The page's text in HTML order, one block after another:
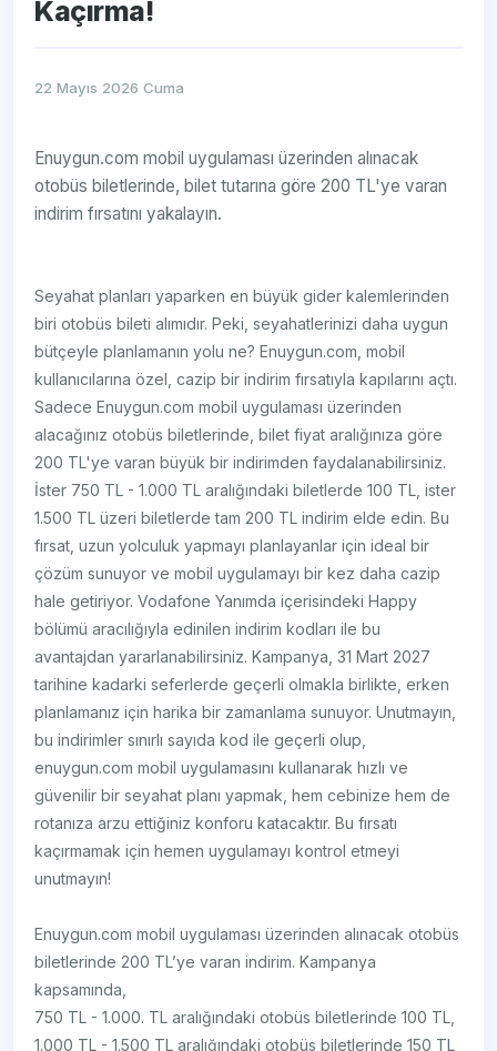
Kaçırma!
22 Mayıs 2026 Cuma
Enuygun.com mobil uygulaması üzerinden alınacak
otobüs biletlerinde, bilet tutarına göre 200 TL'ye varan
indirim fırsatını yakalayın.
Seyahat planları yaparken en büyük gider kalemlerinden
biri otobüs bileti alımıdır. Peki, seyahatlerinizi daha uygun
bütçeyle planlamanın yolu ne? Enuygun.com, mobil
kullanıcılarına özel, cazip bir indirim fırsatıyla kapılarını açtı.
Sadece Enuygun.com mobil uygulaması üzerinden
alacağınız otobüs biletlerinde, bilet fiyat aralığınıza göre
200 TL'ye varan büyük bir indirimden faydalanabilirsiniz.
İster 750 TL - 1.000 TL aralığındaki biletlerde 100 TL, ister
1.500 TL üzeri biletlerde tam 200 TL indirim elde edin. Bu
fırsat, uzun yolculuk yapmayı planlayanlar için ideal bir
çözüm sunuyor ve mobil uygulamayı bir kez daha cazip
hale getiriyor. Vodafone Yanımda içerisindeki Happy
bölümü aracılığıyla edinilen indirim kodları ile bu
avantajdan yararlanabilirsiniz. Kampanya, 31 Mart 2027
tarihine kadarki seferlerde geçerli olmakla birlikte, erken
planlamanız için harika bir zamanlama sunuyor. Unutmayın,
bu indirimler sınırlı sayıda kod ile geçerli olup,
enuygun.com mobil uygulamasını kullanarak hızlı ve
güvenilir bir seyahat planı yapmak, hem cebinize hem de
rotanıza arzu ettiğiniz konforu katacaktır. Bu fırsatı
kaçırmamak için hemen uygulamayı kontrol etmeyi
unutmayın!
Enuygun.com mobil uygulaması üzerinden alınacak otobüs
biletlerinde 200 TL’ye varan indirim. Kampanya
kapsamında,
750 TL - 1.000. TL aralığındaki otobüs biletlerinde 100 TL,
1.000 TL - 1.500 TL aralığındaki otobüs biletlerinde 150 TL